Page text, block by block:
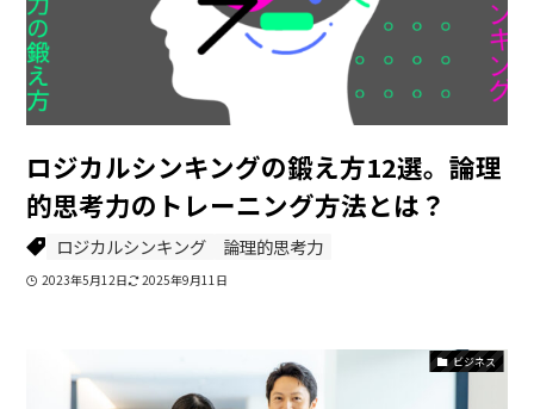
ロジカルシンキングの鍛え方12選。論理
的思考力のトレーニング方法とは？
ロジカルシンキング 論理的思考力
2023年5月12日 2025年9月11日
ビジネス